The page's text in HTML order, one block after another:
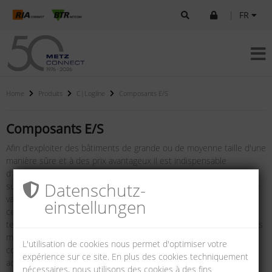
FR
Home Produits C|Logline Composants E/S
Composants E/S
Afin d'exploiter des bâtiments de grande ou de moyenne taille d'une
manière sûre et à des prix avantageux il est indispensable
d'automatiser les fonctions les plus essentielles, telles que la
surveillance, la climatisation et l'illumination. Or, une telle approche
va augmenter les exigences relatives aux installations du bâtiment
ce qui ne peut presque plus être mis en œuvre à l'aide des
technologies classiques. C'est ainsi que l'automation des bâtiments
mise de plus en plus sur des systèmes à base de bus sériels pour
commander la transmission d'informations entre capteurs et
acteurs, entre commutateurs et leurs systèmes de guidage
Datenschutz­
einstellungen
L'utilisation de cookies nous permet d'optimiser votre
expérience sur ce site. En plus des cookies techniquement
nécessaires, nous utilisons des cookies à des fins